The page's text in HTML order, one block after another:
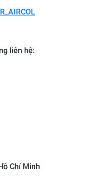
liên hệ:
Chí Minh